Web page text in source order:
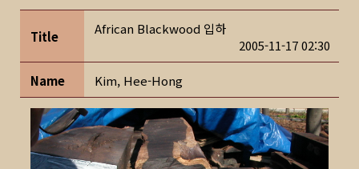
Title
African Blackwood 입하
2005-11-17 02:30
Name Kim, Hee-Hong